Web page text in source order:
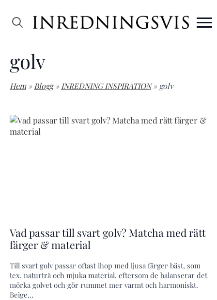
golv
Hem » Blogg » INREDNING INSPIRATION » golv
Vad passar till svart golv? Matcha med rätt
färger & material
Till svart golv passar oftast ihop med ljusa färger bäst, som
tex. naturträ och mjuka material, eftersom de balanserar det
mörka golvet och gör rummet mer varmt och harmoniskt.
Beige…